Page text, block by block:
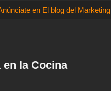
en El blog del Marketing
la Cocina